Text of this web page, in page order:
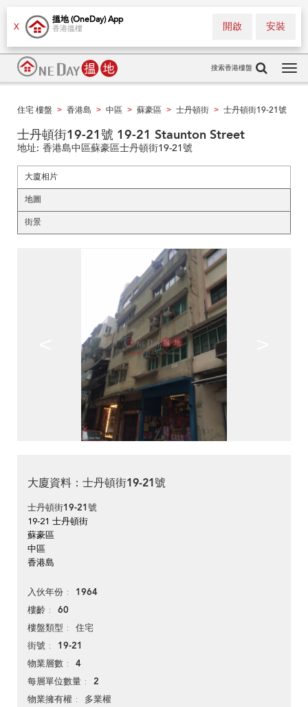
X
搵地 (OneDay) App
香港搵樓 安裝
開啟
搜索香港樓盤
住宅 樓盤 > 香港島 > 中區 > 蘇豪區 > 士丹頓街 > 士丹頓街19-21號
士丹頓街19-21號 19-21 Staunton Street
地址: 香港島中區蘇豪區士丹頓街19-21號
大廈相片
地圖
街景
大廈資料：士丹頓街19-21號
士丹頓街19-21號
19-21 士丹頓街
蘇豪區
中區
香港島
入伙年份 1964
樓齡 60
樓盤類型 住宅
街號 19-21
物業層數 4
每層單位數量 2
物業擁有權 多業權